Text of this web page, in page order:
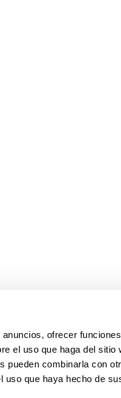
ofrecer
el uso que haga del sitio
pueden combinarla con
uso que haya hecho de